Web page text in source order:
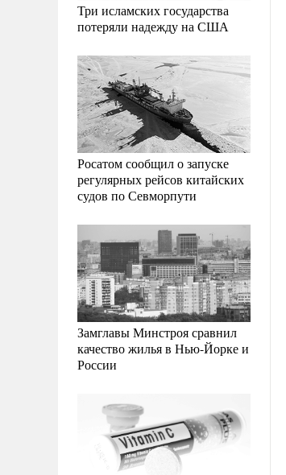
Три исламских государства
потеряли надежду на США
Росатом сообщил о запуске
регулярных рейсов китайских
судов по Севморпути
Замглавы Минстроя сравнил
качество жилья в Нью-Йорке и
России